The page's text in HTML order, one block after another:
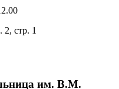
2, стр. 1
им. В.М.